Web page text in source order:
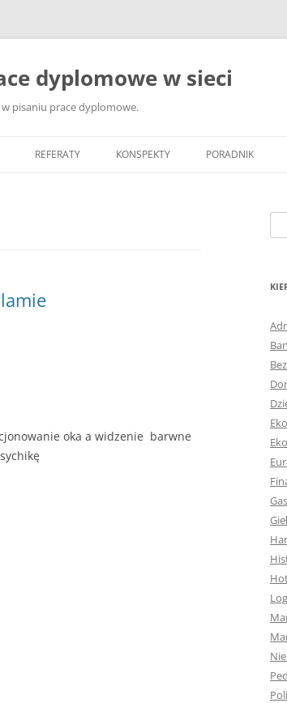
dyplomowe w sieci
pisaniu prace dyplomowe.
REFERATY KONSPEKTY PORADNIK
JAK ZBIERAĆ I
ZAWARTOŚĆ I
DYPLOMOWEJ
ESTETYKA
WYRÓŻNIENIA,
CZCIONKA,
WIELKOŚĆ
STRUKTURA
DYPLOMOWEJ
STYL PRACY
SPIS TREŚCI W
DYPLOMOWEJ
oka a widzenie barwne